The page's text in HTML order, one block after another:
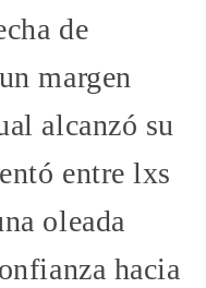
de
margen
alcanzó su
entre lxs
oleada
hacia